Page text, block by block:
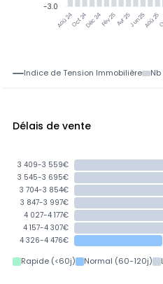
Aoû 24Oct 24Déc 24Fév 25Avr 25Jun 25Aoû 25
-3.0
Indice de Tension Immobilière
Délais de vente
3 409-3 559€
3 545-3 695€
3 704-3 854€
3 847-3 997€
4 027-4 177€
4 157-4 307€
4 326-4 476€
Rapide (<60j) Normal (60-120j)